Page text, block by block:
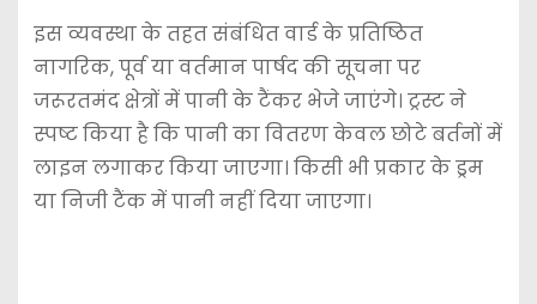
इस व्यवस्था के तहत संबंधित वार्ड के प्रतिष्ठित
नागरिक, पूर्व या वर्तमान पार्षद की सूचना पर
जरूरतमंद क्षेत्रों में पानी के टैंकर भेजे जाएंगे। ट्रस्ट ने
स्पष्ट किया है कि पानी का वितरण केवल छोटे बर्तनों में
लाइन लगाकर किया जाएगा। किसी भी प्रकार के ड्रम
या निजी टैंक में पानी नहीं दिया जाएगा।